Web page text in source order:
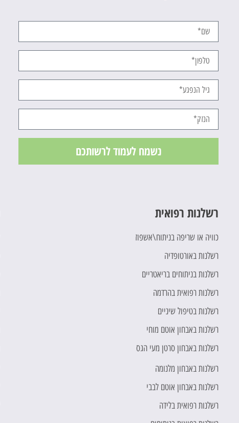
נשמח לעמוד לרשותכם
רשלנות רפואית
כוויה או שריפה בניתוח\אשפוז
רשלנות באורטופדיה
רשלנות בניתוחים בריאטריים
רשלנות רפואית בהרדמה
רשלנות בטיפול שיניים
רשלנות באבחון אוטם מוחי
רשלנות באבחון סרטן מעי הגס
רשלנות באבחון מלנומה
רשלנות באבחון אוטם לבבי
רשלנות רפואית בלידה